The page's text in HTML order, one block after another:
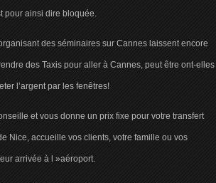
pour ainsi dire bloquée.
des séminaires sur Cannes laissent encore
des Taxis pour aller à Cannes, peut être ont-elles
l’argent par les fenêtres!
et vous donne un prix fixe pour votre transfert
Nice, accueille vos clients, votre famille ou vos
arrivée à l »aéroport.